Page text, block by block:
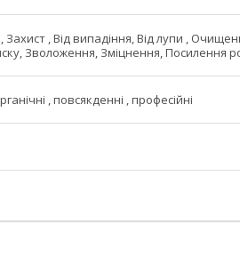
Захист , Від випадіння, Від лупи ,
Зволоження, Зміцнення, Посилення
, повсякденні , професійні